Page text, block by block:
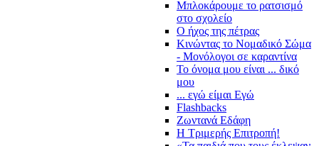
Μπλοκάρουμε το ρατσισμό
στο σχολείο
Ο ήχος της πέτρας
Κινώντας το Νομαδικό Σώμα
- Μονόλογοι σε καραντίνα
Το όνομα μου είναι ... δικό
μου
... εγώ είμαι Εγώ
Flashbacks
Ζωντανά Εδάφη
Η Τριμερής Επιτροπή!